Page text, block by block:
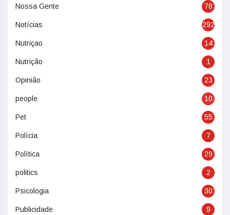
Nossa Gente 78
Notícias 292
Nutriçao 14
Nutrição 1
Opinião 23
people 10
Pet 55
Polícia 7
Política 29
politics 2
Psicologia 30
Publicidade 9